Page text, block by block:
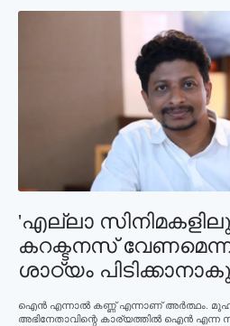
'എല്ലാ
കറക്ടനസ്
ശാഠ്യം
ഐന്‍ എന്നാല്‍ കണ്ണ് എന്നാണ് അര്‍ത്ഥം.
അഭിനേതാവിന്റെ കാര്യത്തില്‍ ഐന്‍ എന്ന